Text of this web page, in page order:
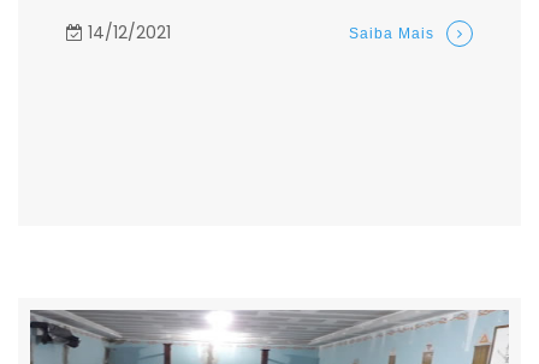
14/12/2021 Saiba Mais